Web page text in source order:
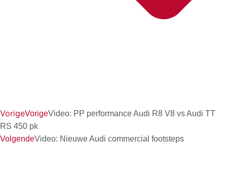
VorigeVorigeVideo: PP performance Audi R8 V8 vs Audi TT
RS 450 pk
VolgendeVideo: Nieuwe Audi commercial footsteps